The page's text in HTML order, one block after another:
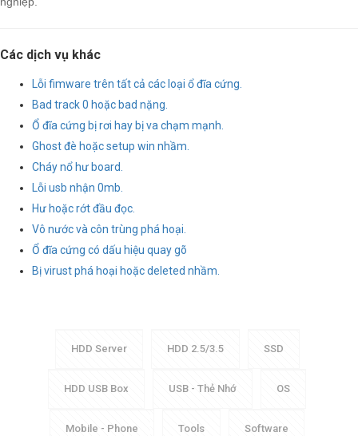
Các dịch vụ khác
Lỗi fimware trên tất cả các loại ổ đĩa cứng.
Bad track 0 hoặc bad nặng.
Ổ đĩa cứng bị rơi hay bị va chạm mạnh.
Ghost đè hoặc setup win nhầm.
Cháy nổ hư board.
Lỗi usb nhận 0mb.
Hư hoặc rớt đầu đọc.
Vô nước và côn trùng phá hoại.
Ổ đĩa cứng có dấu hiệu quay gõ
Bị virust phá hoại hoặc deleted nhầm.
HDD Server HDD 2.5/3.5 SSD
HDD USB Box USB - Thẻ Nhớ OS
Mobile - Phone Tools Software